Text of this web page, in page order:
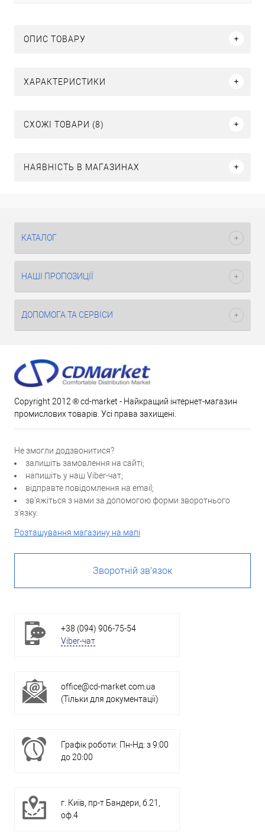
ОПИС ТОВАРУ
ХАРАКТЕРИСТИКИ
СХОЖІ ТОВАРИ (8)
НАЯВНІСТЬ В МАГАЗИНАХ
КАТАЛОГ
НАШІ ПРОПОЗИЦІЇ
ДОПОМОГА ТА СЕРВІСИ
Copyright 2012 ® cd-market - Найкращий інтернет-магазин
промислових товарів. Усі права захищені.
Не змогли додзвонитися?
залишіть замовлення на сайті;
напишіть у наш Viber-чат;
відправте повідомлення на email;
зв'яжіться з нами за допомогою форми зворотнього
з'язку.
Розташування магазину на мапі
Зворотній зв'язок
+38 (094) 906-75-54
Viber-чат
office@cd-market.com.ua
(Тільки для документації)
Графік роботи: Пн-Нд: з 9:00
до 20:00
г. Київ, пр-т Бандери, б.21,
оф.4